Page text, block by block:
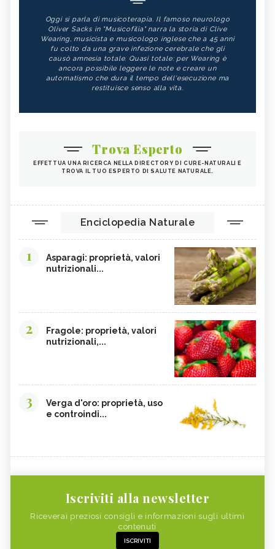
Oggi si parla di musicoterapia. Il famoso neurologo
Oliver Sacks in "Musicofilia" narra la storia di Clive
Wearing, musicista e musicologo inglese che a 45 anni
fu colto da una grave infezione cerebrale che gli
causò amnesia totale. Quasi totale: per Wearing è
ancora possibile leggere le note e creare un
automatismo che dura il tempo dell'esecuzione ma
restituisce senso alla vita.
Trova Esperto
EFFETTUA UNA RICERCA NELLA DIRECTORY DI CURE-NATURALI E
TROVA IL TUO ESPERTO DI SALUTE NATURALE.
Enciclopedia Naturale
1
Asparagi: proprietà, valori
nutrizionali...
2
Fragole: proprietà, valori
nutrizionali,...
3
Verga d'oro: proprietà, uso
e controindi...
Iscriviti alla newsletter
Riceverai preziosi consigli e informazioni sugli ultimi
contenuti
ISCRIVITI